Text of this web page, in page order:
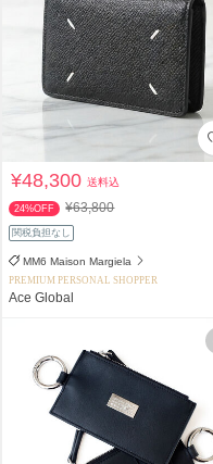
¥48,300送料込
24%OFF ¥63,800
関税負担なし
MM6 Maison Margiela
PREMIUM PERSONAL SHOPPER
Ace Global